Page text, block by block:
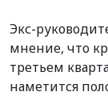
Экс-
мнение, что
третьем
наметится